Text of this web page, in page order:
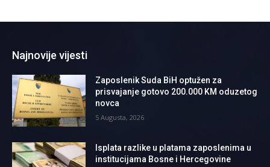
Najnovije vijesti
Zaposlenik Suda BiH optužen za
prisvajanje gotovo 200.000 KM oduzetog
novca
5 Augusta, 2026
Isplata razlike u platama zaposlenima u
institucijama Bosne i Hercegovine